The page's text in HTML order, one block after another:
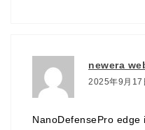
newera
2025年9月17
NanoDefensePro edge